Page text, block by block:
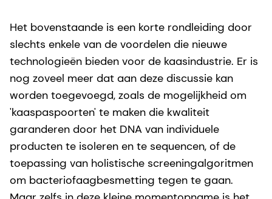
Het bovenstaande is een korte rondleiding door
slechts enkele van de voordelen die nieuwe
technologieën bieden voor de kaasindustrie. Er is
nog zoveel meer dat aan deze discussie kan
worden toegevoegd, zoals de mogelijkheid om
'kaaspaspoorten' te maken die kwaliteit
garanderen door het DNA van individuele
producten te isoleren en te sequencen, of de
toepassing van holistische screeningalgoritmen
om bacteriofaagbesmetting tegen te gaan.